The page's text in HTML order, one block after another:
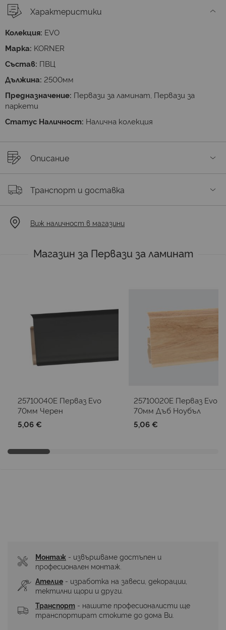
Характеристики
Колекция: EVO
Марка: KORNER
Състав: ПВЦ
Дължина: 2500мм
Предназначение: Первази за ламинат, Первази за
паркети
Статус Наличност: Налична колекция
Описание
Транспорт и доставка
Виж наличност в магазини
Магазин за Первази за ламинат
25710040E Перваз Evo
70мм Черен
5,06 €
25710020E Перваз Evo
70мм Дъб Ноубъл
5,06 €
Монтаж - извършваме достъпен и
професионален монтаж.
Ателие - изработка на завеси, декорации,
тектилни щори и други.
Транспорт - нашите професионалисти ще
транспортират стоките до дома Ви.